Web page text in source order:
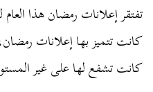
تفتقر إعلانات رمضان هذا
كانت تتميز بها إعلانات
كانت تشفع لها على غير